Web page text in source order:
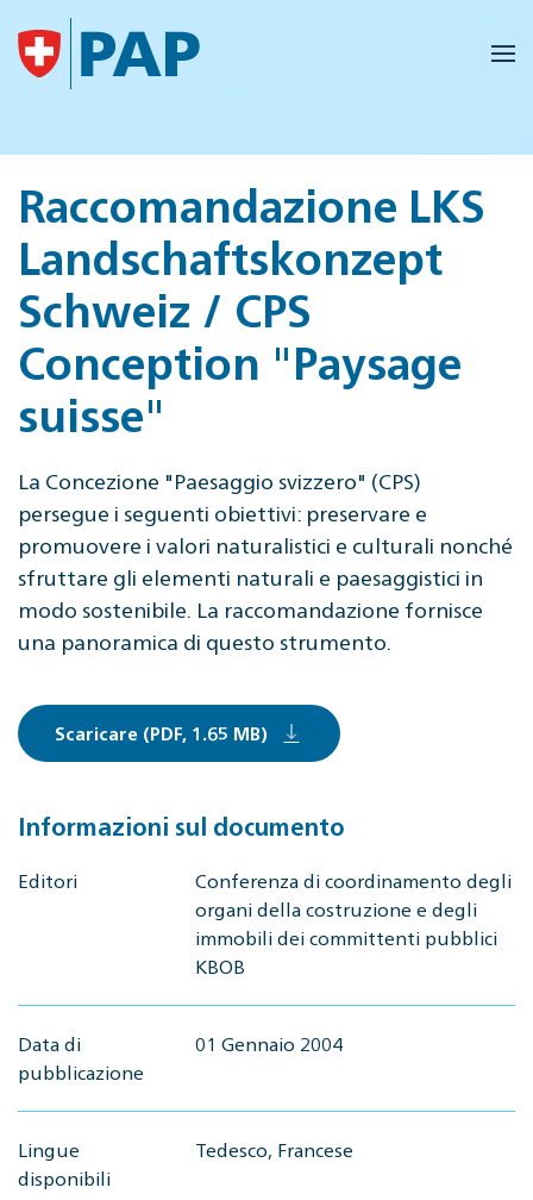
Skip to main content
Raccomandazione LKS
Landschaftskonzept
Schweiz / CPS
Conception "Paysage
suisse"
La Concezione "Paesaggio svizzero" (CPS)
persegue i seguenti obiettivi: preservare e
promuovere i valori naturalistici e culturali nonché
sfruttare gli elementi naturali e paesaggistici in
modo sostenibile. La raccomandazione fornisce
una panoramica di questo strumento.
Scaricare (PDF, 1.65 MB)
Informazioni sul documento
Editori
Conferenza di coordinamento degli
organi della costruzione e degli
immobili dei committenti pubblici
KBOB
Data di
pubblicazione
01 Gennaio 2004
Lingue
disponibili
Tedesco, Francese